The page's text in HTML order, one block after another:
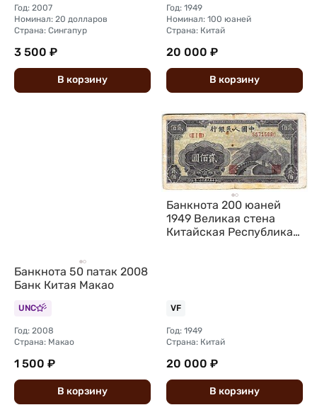
Год: 2007
Номинал: 20 долларов
Страна: Сингапур
3 500 ₽
В корзину
Год: 1949
Номинал: 100 юаней
Страна: Китай
20 000 ₽
В корзину
Банкнота 50 патак 2008
Банк Китая Макао
UNC
Год: 2008
Страна: Макао
1 500 ₽
В корзину
Банкнота 200 юаней
1949 Великая стена
Китайская Республика
VF
Год: 1949
Страна: Китай
20 000 ₽
В корзину